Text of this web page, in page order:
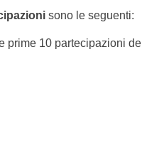
sono le seguenti:
prime 10 partecipazioni